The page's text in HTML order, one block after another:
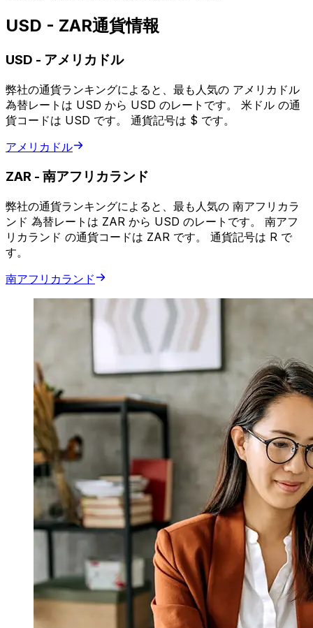
USD - ZAR通貨情報
USD - アメリカドル
弊社の通貨ランキングによると、最も人気の アメリカドル
為替レートは USD から USD のレートです。 米ドル の通
貨コードは USD です。 通貨記号は $ です。
アメリカドル
ZAR - 南アフリカランド
弊社の通貨ランキングによると、最も人気の 南アフリカラ
ンド 為替レートは ZAR から USD のレートです。 南アフ
リカランド の通貨コードは ZAR です。 通貨記号は R で
す。
南アフリカランド